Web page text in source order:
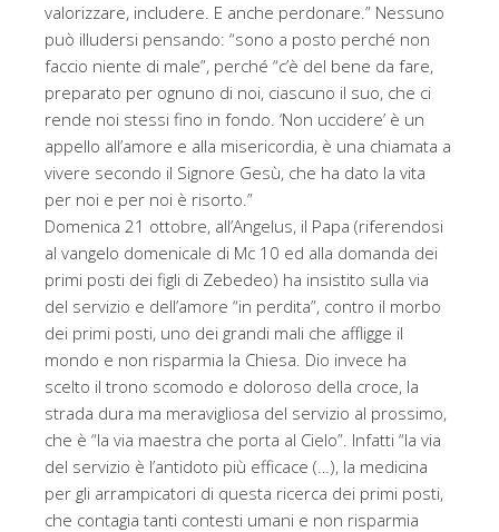
valorizzare, includere. E anche perdonare.” Nessuno
può illudersi pensando: “sono a posto perché non
faccio niente di male”, perché “c’è del bene da fare,
preparato per ognuno di noi, ciascuno il suo, che ci
rende noi stessi fino in fondo. ‘Non uccidere’ è un
appello all’amore e alla misericordia, è una chiamata a
vivere secondo il Signore Gesù, che ha dato la vita
per noi e per noi è risorto.”
Domenica 21 ottobre, all’Angelus, il Papa (riferendosi
al vangelo domenicale di Mc 10 ed alla domanda dei
primi posti dei figli di Zebedeo) ha insistito sulla via
del servizio e dell’amore “in perdita”, contro il morbo
dei primi posti, uno dei grandi mali che affligge il
mondo e non risparmia la Chiesa. Dio invece ha
scelto il trono scomodo e doloroso della croce, la
strada dura ma meravigliosa del servizio al prossimo,
che è “la via maestra che porta al Cielo”. Infatti “la via
del servizio è l’antidoto più efficace (…), la medicina
per gli arrampicatori di questa ricerca dei primi posti,
che contagia tanti contesti umani e non risparmia